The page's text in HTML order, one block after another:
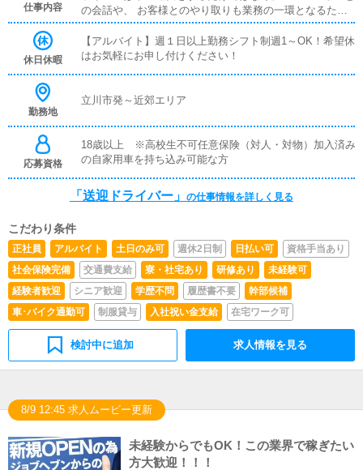
仕事内容
の会話や、 お客様とのやり取りも業務の一環となるた
め、 コミュニケーションスキルが自然と身につきます。
当グループのドライバーは、本職とかけもちで働いている
人、 ドライバーの仕事を本業にしている人など、様々な
適なお仕事です。ドライバーの業務を通じて「喜び」と
休日休暇
【アルバイト】週１日以上勤務シフト制週1～OK！希望休
はお気軽にお申し付けください！
勤務地
立川市発～近郊エリア
応募資格
18歳以上 ※高校生不可任意保険（対人・対物）加入済み
の自家用車を持ち込み可能な方
「送迎ドライバー」 の仕事情報を詳しく見る
こだわり条件
正社員 アルバイト 土日のみ可 週休2日制 日払い可
資格手当あり
社会保険完備
交通費支給 寮・社宅あり 研修あり
未経験可
経験者歓迎
シニア歓迎 学歴不問 履歴書不要
幹部候補
車･バイク通勤可
制服貸与 入社祝い金支給 在宅ワーク可
検討中に追加 求人情報を見る
8/9 12:45 求人ムービー更新
未経験からでもOK！この業界で稼ぎたい
方大歓迎！！！